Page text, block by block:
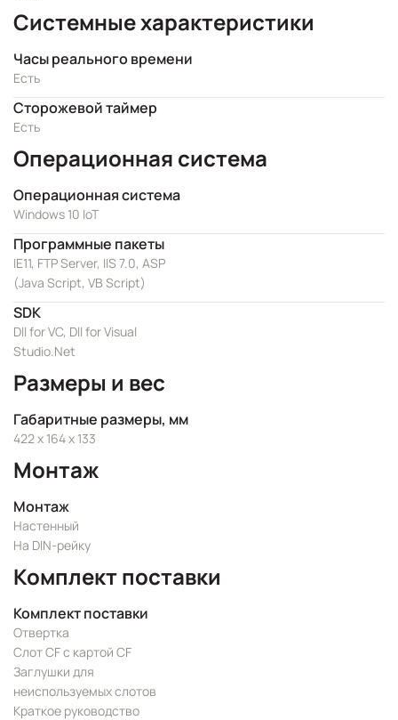
Системные характеристики
Часы реального времени
Есть
Сторожевой таймер
Есть
Операционная система
Операционная система
Windows 10 IoT
Программные пакеты
IE11, FTP Server, IIS 7.0, ASP
(Java Script, VB Script)
SDK
Dll for VC, Dll for Visual
Studio.Net
Размеры и вес
Габаритные размеры, мм
422 x 164 x 133
Монтаж
Монтаж
Настенный
На DIN-рейку
Комплект поставки
Комплект поставки
Отвертка
Слот CF с картой CF
Заглушки для
неиспользуемых слотов
Краткое руководство